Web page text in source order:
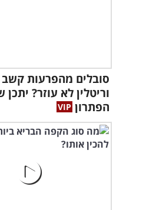
סובלים מהפרעות קשב
וריטלין לא עוזר? יתכן
הפתרון